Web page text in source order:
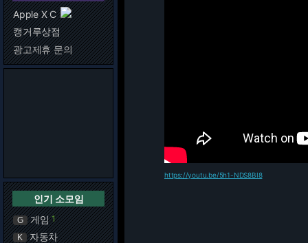
Apple X C
캥거루상점
광고제휴 문의
인기 소모임
G 게임 1
K 자동차
https://youtu.be/5h1-NDS8BI8